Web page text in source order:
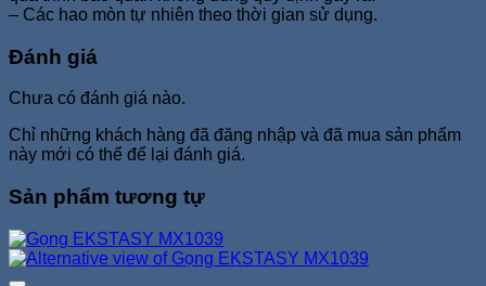
– Các hao mòn tự nhiên theo thời gian sử dụng.
Đánh giá
Chưa có đánh giá nào.
Chỉ những khách hàng đã đăng nhập và đã mua sản phẩm
này mới có thể để lại đánh giá.
Sản phẩm tương tự